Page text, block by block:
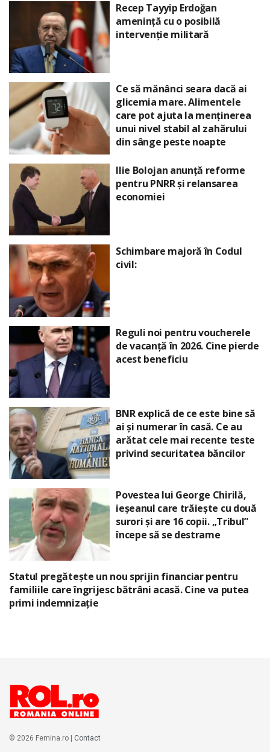
Recep Tayyip Erdoğan
amenință cu o posibilă
intervenție militară
Ce să mănânci seara dacă ai
glicemia mare. Alimentele
care pot ajuta la menținerea
unui nivel stabil al zahărului
din sânge peste noapte
Ilie Bolojan anunță reforme
pentru PNRR și relansarea
economiei
Schimbare majoră în Codul
civil:
Reguli noi pentru voucherele
de vacanță în 2026. Cine pierde
acest beneficiu
BNR explică de ce este bine să
ai și numerar în casă. Ce au
arătat cele mai recente teste
privind securitatea băncilor
Povestea lui George Chirilă,
ieșeanul care trăiește cu două
surori și are 16 copii. „Tribul”
începe să se destrame
Statul pregătește un nou sprijin financiar pentru
familiile care îngrijesc bătrâni acasă. Cine va putea
primi indemnizație
© 2026 Femina.ro | Contact